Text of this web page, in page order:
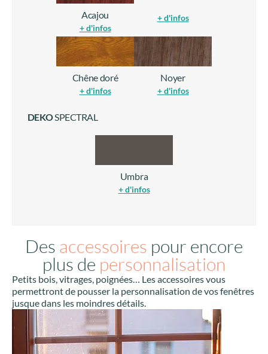
Acajou
+ d'infos
+ d'infos
Chêne doré
+ d'infos
Noyer
+ d'infos
DEKOSPECTRAL
Umbra
+ d'infos
Des accessoires pour encore
plus de personnalisation
Petits bois, vitrages, poignées… Les accessoires vous
permettront de pousser la personnalisation de vos fenêtres
jusque dans les moindres détails.